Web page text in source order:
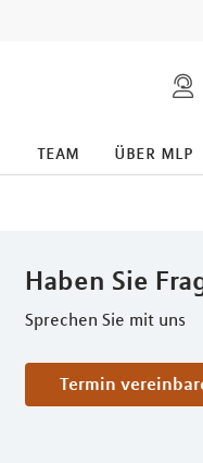
diese
team über mlp
Haben Sie
Sprechen Sie mit uns
Termin